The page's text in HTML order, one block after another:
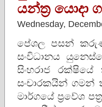
යන්ත්‍ර
Wednesday,
පේශල පසන්
සංවිධානය
සිංහරාජ
සංචාරකයින් ගමන්
මාර්ගයේ ප්‍රවේශ